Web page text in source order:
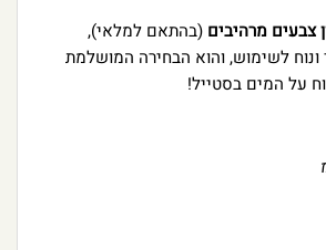
צבעים מרהיבים (בהתאם למלאי),
לשימוש, והוא הבחירה המושלמת
על המים בסטייל!